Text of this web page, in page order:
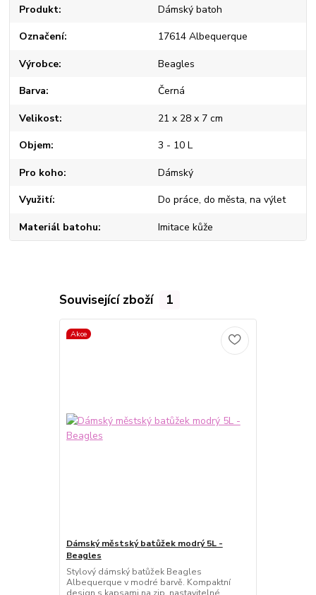
Produkt Dámský batoh
Označení 17614 Albequerque
Výrobce Beagles
Barva Černá
Velikost 21 x 28 x 7 cm
Objem 3 - 10 L
Pro koho Dámský
Využití Do práce, do města, na výlet
Materiál batohu Imitace kůže
Související zboží 1
Akce
Dámský městský batůžek modrý 5L -
Beagles
Stylový dámský batůžek Beagles
Albequerque v modré barvě. Kompaktní
design s kapsami na zip, nastavitelné